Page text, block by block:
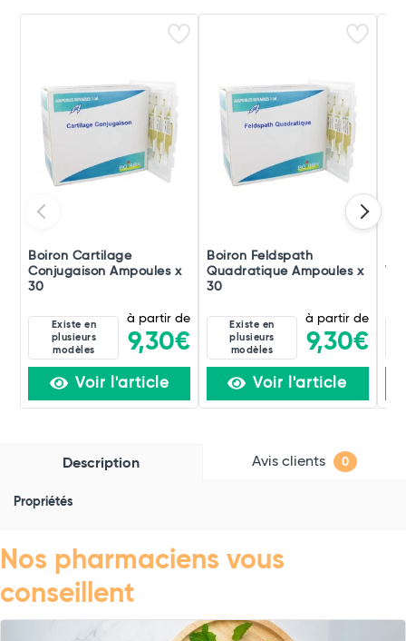
Boiron Cartilage
Conjugaison Ampoules x
30
Existe en
plusieurs
modèles
à partir de
9,30€
Voir l'article
Boiron Feldspath
Quadratique Ampoules x
30
Existe en
plusieurs
modèles
à partir de
9,30€
Voir l'article
Description Avis clients 0
Propriétés
Nos pharmaciens vous
conseillent